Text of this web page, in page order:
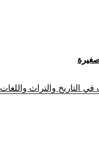
التاريخ والتراث واللغات